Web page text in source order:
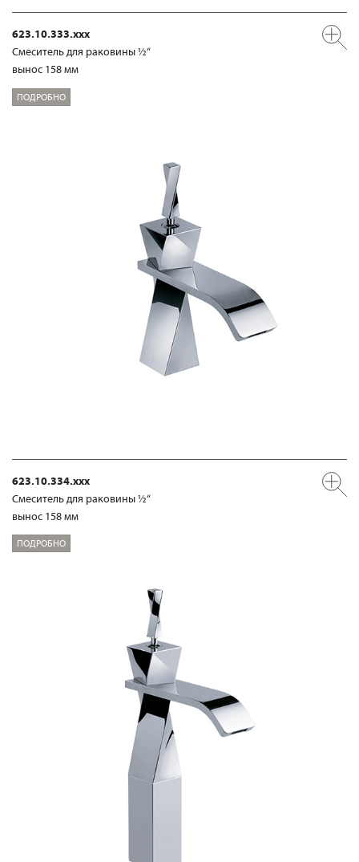
623.10.333.xxx
Смеситель для раковины ½“
вынос 158 мм
ПОДРОБНО
623.10.334.xxx
Смеситель для раковины ½“
вынос 158 мм
ПОДРОБНО